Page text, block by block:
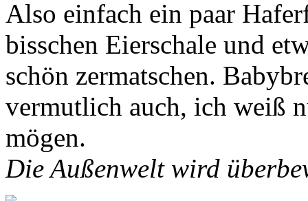
Also einfach ein paar
bisschen Eierschale und
schön zermatschen.
vermutlich auch, ich weiß
mögen.
Die Außenwelt wird